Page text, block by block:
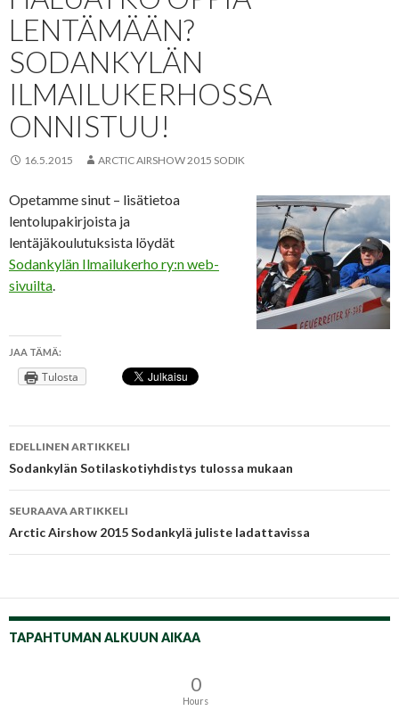
LENTÄMÄÄN?
SODANKYLÄN
ILMAILUKERHOSSA
ONNISTUU!
16.5.2015 ARCTIC AIRSHOW 2015 SODIK
Opetamme sinut – lisätietoa
lentolupakirjoista ja
lentäjäkoulutuksista löydät
Sodankylän Ilmailukerho ry:n web-
sivuilta
JAA TÄMÄ:
Tulosta
Artikkelien
selaus
EDELLINEN ARTIKKELI
Sodankylän Sotilaskotiyhdistys tulossa mukaan
SEURAAVA ARTIKKELI
Arctic Airshow 2015 Sodankylä juliste ladattavissa
TAPAHTUMAN ALKUUN AIKAA
0
Hours